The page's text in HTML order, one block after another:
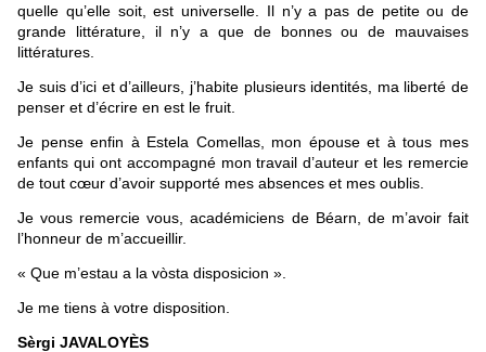
quelle qu’elle soit, est universelle. Il n’y a pas de petite ou de
grande littérature, il n’y a que de bonnes ou de mauvaises
littératures.
Je suis d’ici et d’ailleurs, j’habite plusieurs identités, ma liberté de
penser et d’écrire en est le fruit.
Je pense enfin à Estela Comellas, mon épouse et à tous mes
enfants qui ont accompagné mon travail d’auteur et les remercie
de tout cœur d’avoir supporté mes absences et mes oublis.
Je vous remercie vous, académiciens de Béarn, de m’avoir fait
l’honneur de m’accueillir.
« Que m’estau a la vòsta disposicion ».
Je me tiens à votre disposition.
Sèrgi JAVALOYÈS